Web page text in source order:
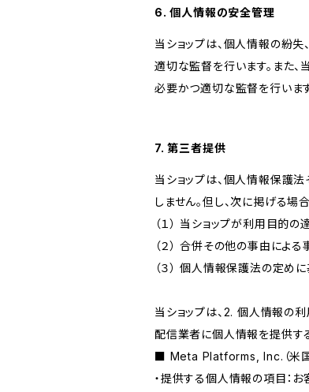
6. 個人情報の安全管理
当ショップは、個人情報の紛
適切な監督を行います。また
必要かつ適切な監督を行います
7. 第三者提供
当ショップは、個人情報保護
しません。但し、次に掲げる
（１） 当ショップが利用目
（２） 合併その他の事由によ
（３） 個人情報保護法の定め
当ショップは、2. 個人情報の
配信業者に個人情報を提供す
■ Meta Platforms, Inc.（米国
・提供する個人情報の項目：